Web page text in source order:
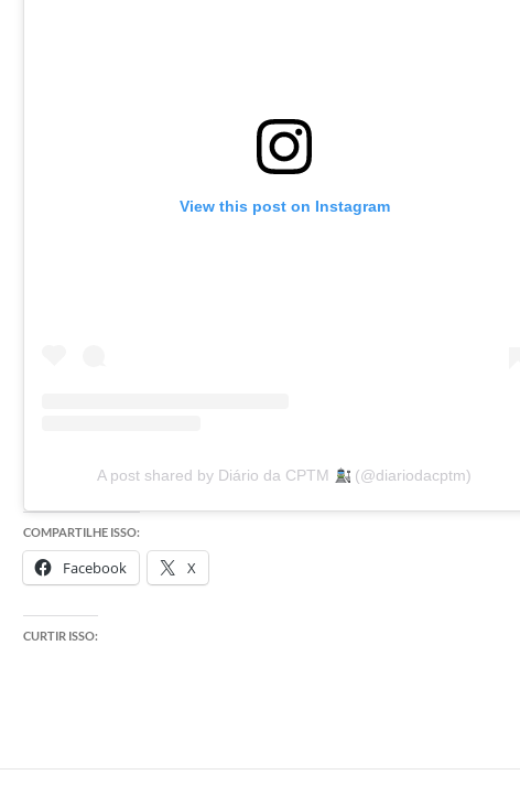
View this post on Instagram
A post shared by Diário da CPTM (@diariodacptm)
COMPARTILHE ISSO:
Facebook X
CURTIR ISSO: